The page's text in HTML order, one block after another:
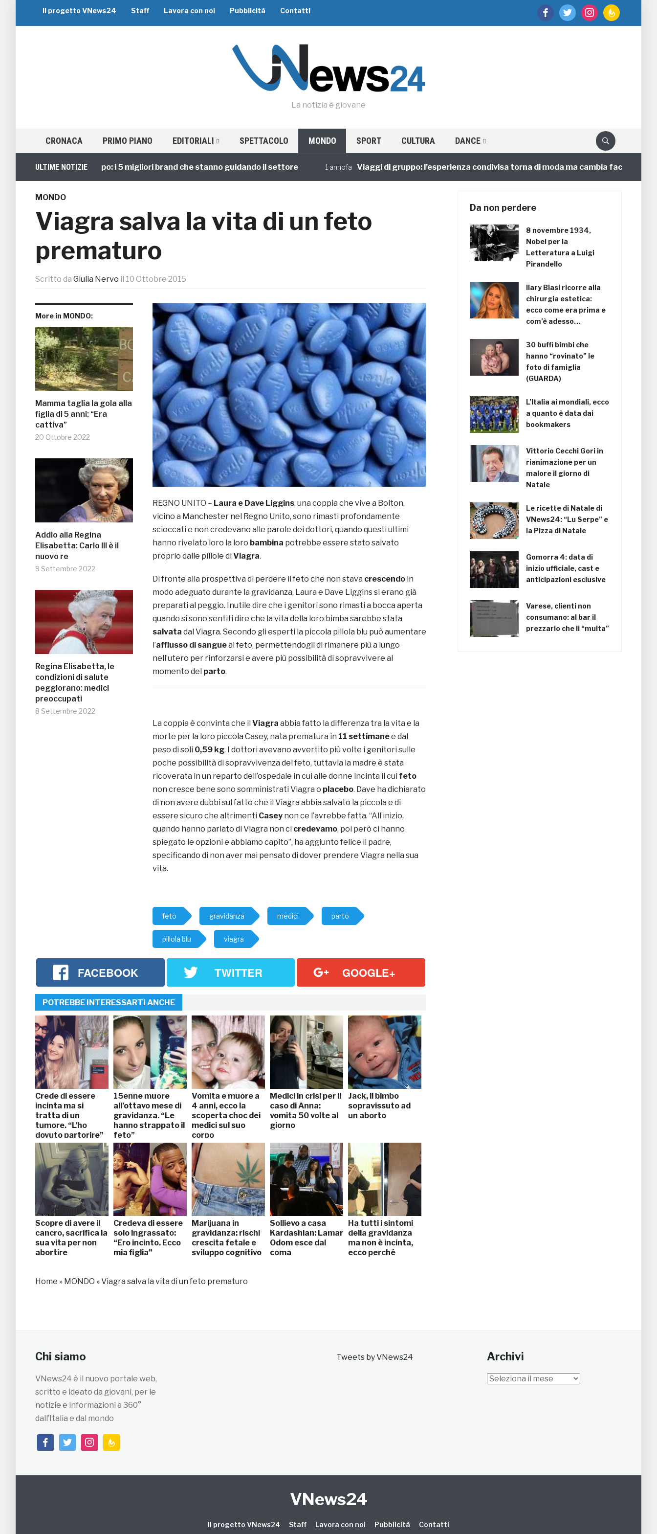
facebooktwitter instagramfeedburner
Il progetto VNews24 Staff Lavora con noi Pubblicità Contatti
La notizia è giovane
CRONACA PRIMO PIANO EDITORIALI SPETTACOLO MONDO SPORT CULTURA DANCE
ULTIME NOTIZIE
Viaggi di Gruppo: i 5 migliori brand che stanno guidando il settore 1 annofa Viaggi di gruppo: l’esperienza condivisa torna di moda ma cambia faccia
MONDO
Viagra salva la vita di un feto
prematuro
Scritto da Giulia Nervo il 10 Ottobre 2015
More in MONDO:
Mamma taglia la gola alla
figlia di 5 anni: “Era
cattiva”
20 Ottobre 2022
Addio alla Regina
Elisabetta: Carlo III è il
nuovo re
9 Settembre 2022
Regina Elisabetta, le
condizioni di salute
peggiorano: medici
preoccupati
8 Settembre 2022
REGNO UNITO – Laura e Dave Liggins, una coppia che vive a Bolton,
vicino a Manchester nel Regno Unito, sono rimasti profondamente
scioccati e non credevano alle parole dei dottori, quando questi ultimi
hanno rivelato loro la loro bambina potrebbe essere stato salvato
proprio dalle pillole di Viagra.
Di fronte alla prospettiva di perdere il feto che non stava crescendo in
modo adeguato durante la gravidanza, Laura e Dave Liggins si erano già
preparati al peggio. Inutile dire che i genitori sono rimasti a bocca aperta
quando si sono sentiti dire che la vita della loro bimba sarebbe stata
salvata dal Viagra. Secondo gli esperti la piccola pillola blu può aumentare
l’afflusso di sangueal feto, permettendogli di rimanere più a lungo
nell’utero per rinforzarsi e avere più possibilità di sopravvivere al
momento del parto.
La coppia è convinta che il Viagra abbia fatto la differenza tra la vita e la
morte per la loro piccola Casey, nata prematura in 11 settimanee dal
peso di soli 0,59 kg. I dottori avevano avvertito più volte i genitori sulle
poche possibilità di sopravvivenza del feto, tuttavia la madre è stata
ricoverata in un reparto dell’ospedale in cui alle donne incinta il cui feto
non cresce bene sono somministrati Viagra o placebo. Dave ha dichiarato
di non avere dubbi sul fatto che il Viagra abbia salvato la piccola e di
essere sicuro che altrimenti Casey non ce l’avrebbe fatta. “All’inizio,
quando hanno parlato di Viagra non ci credevamo, poi però ci hanno
spiegato le opzioni e abbiamo capito”, ha aggiunto felice il padre,
specificando di non aver mai pensato di dover prendere Viagra nella sua
vita.
feto gravidanza medici parto
pillola blu viagra
FACEBOOK TWITTER GOOGLE+
POTREBBE INTERESSARTI ANCHE
Crede di essere
incinta ma si
tratta di un
tumore. “L’ho
dovuto partorire”
15enne muore
all’ottavo mese di
gravidanza. “Le
hanno strappato il
feto”
Vomita e muore a
4 anni, ecco la
scoperta choc dei
medici sul suo
corpo
Medici in crisi per il
caso di Anna:
vomita 50 volte al
giorno
Jack, il bimbo
sopravissuto ad
un aborto
Scopre di avere il
cancro, sacrifica la
sua vita per non
abortire
Credeva di essere
solo ingrassato:
“Ero incinto. Ecco
mia figlia”
Marijuana in
gravidanza: rischi
crescita fetale e
sviluppo cognitivo
Sollievo a casa
Kardashian: Lamar
Odom esce dal
coma
Ha tutti i sintomi
della gravidanza
ma non è incinta,
ecco perché
Home » MONDO »Viagra salva la vita di un feto prematuro
Da non perdere
8 novembre 1934,
Nobel per la
Letteratura a Luigi
Pirandello
Ilary Blasi ricorre alla
chirurgia estetica:
ecco come era prima e
com’è adesso…
30 buffi bimbi che
hanno “rovinato” le
foto di famiglia
(GUARDA)
L’Italia ai mondiali, ecco
a quanto è data dai
bookmakers
Vittorio Cecchi Gori in
rianimazione per un
malore il giorno di
Natale
Le ricette di Natale di
VNews24: “Lu Serpe” e
la Pizza di Natale
Gomorra 4: data di
inizio ufficiale, cast e
anticipazioni esclusive
Varese, clienti non
consumano: al bar il
prezzario che li “multa”
Chi siamo
VNews24 è il nuovo portale web,
scritto e ideato da giovani, per le
notizie e informazioni a 360°
dall’Italia e dal mondo
facebooktwitterinstagramfeedburner
Tweets by VNews24 Archivi
Archivi
VNews24
Il progetto VNews24 Staff Lavora con noi Pubblicità Contatti